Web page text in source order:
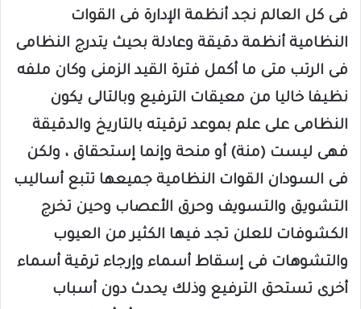
فى كل العالم نجد أنظمة الإدارة فى القوات
النظامية أنظمة دقيقة وعادلة بحيث يتدرج النظامى
فى الرتب متى ما أكمل فترة القيد الزمنى وكان ملفه
نظيفا خاليا من معيقات الترفيع وبالتالى يكون
النظامى على علم بموعد ترقيته بالتاريخ والدقيقة
فهى ليست (منة) أو منحة وإنما إستحقاق ، ولكن
فى السودان القوات النظامية جميعها تتبع أساليب
التشويق والتسويف وحرق الأعصاب وحين تخرج
الكشوفات للعلن تجد فيها الكثير من العيوب
والتشوهات فى إسقاط أسماء وإرجاء ترقية أسماء
أخرى تستحق الترفيع وذلك يحدث دون أسباب